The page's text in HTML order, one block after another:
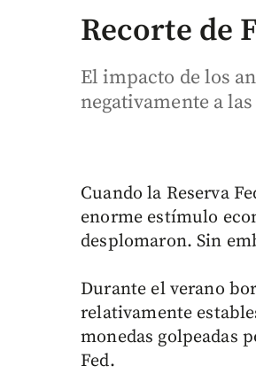
Recorte de
El impacto de los
negativamente a
Cuando la Reserva
enorme estímulo
desplomaron. Sin
Durante el verano
relativamente
monedas golpeadas
Fed.